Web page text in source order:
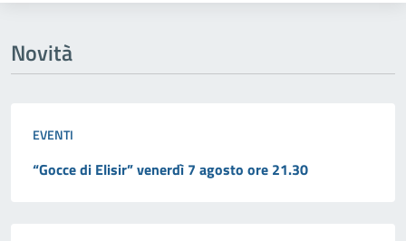
Novità
EVENTI
“Gocce di Elisir” venerdì 7 agosto ore 21.30